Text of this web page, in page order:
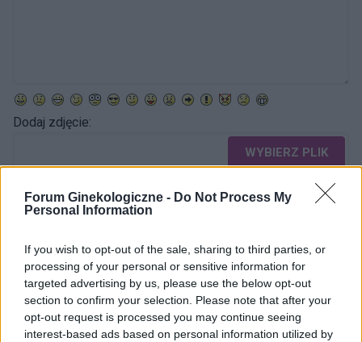
Forum Ginekologiczne - Do Not Process My
Personal Information
If you wish to opt-out of the sale, sharing to third parties, or
processing of your personal or sensitive information for
targeted advertising by us, please use the below opt-out
section to confirm your selection. Please note that after your
opt-out request is processed you may continue seeing
interest-based ads based on personal information utilized by
Dodaj zdjęcie:
WYBIERZ PLIK
Rozmiar zdjęcia nie powinien przekraczać 0.6MB.
Wysyłaj powiadomienia o odpowiedzi
WYŚLIJ